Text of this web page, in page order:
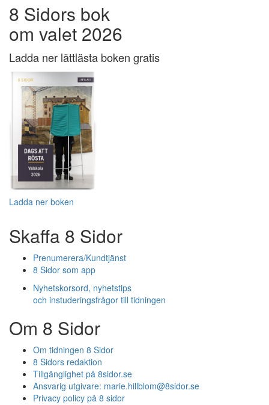
8 Sidors bok
om valet 2026
Ladda ner lättlästa boken gratis
Ladda ner boken
Skaffa 8 Sidor
Prenumerera/Kundtjänst
8 Sidor som app
Nyhetskorsord, nyhetstips
och instuderingsfrågor till tidningen
Om 8 Sidor
Om tidningen 8 Sidor
8 Sidors redaktion
Tillgänglighet på 8sidor.se
Ansvarig utgivare: marie.hillblom@8sidor.se
Privacy policy på 8 sidor